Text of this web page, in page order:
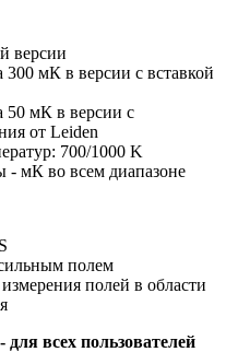
версии
мК в версии с вставкой
50 мК в версии с
от Leiden
700/1000 K
- мК во всем диапазоне
полем
полей в области
всех пользователей